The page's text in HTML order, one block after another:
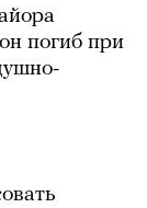
погиб при